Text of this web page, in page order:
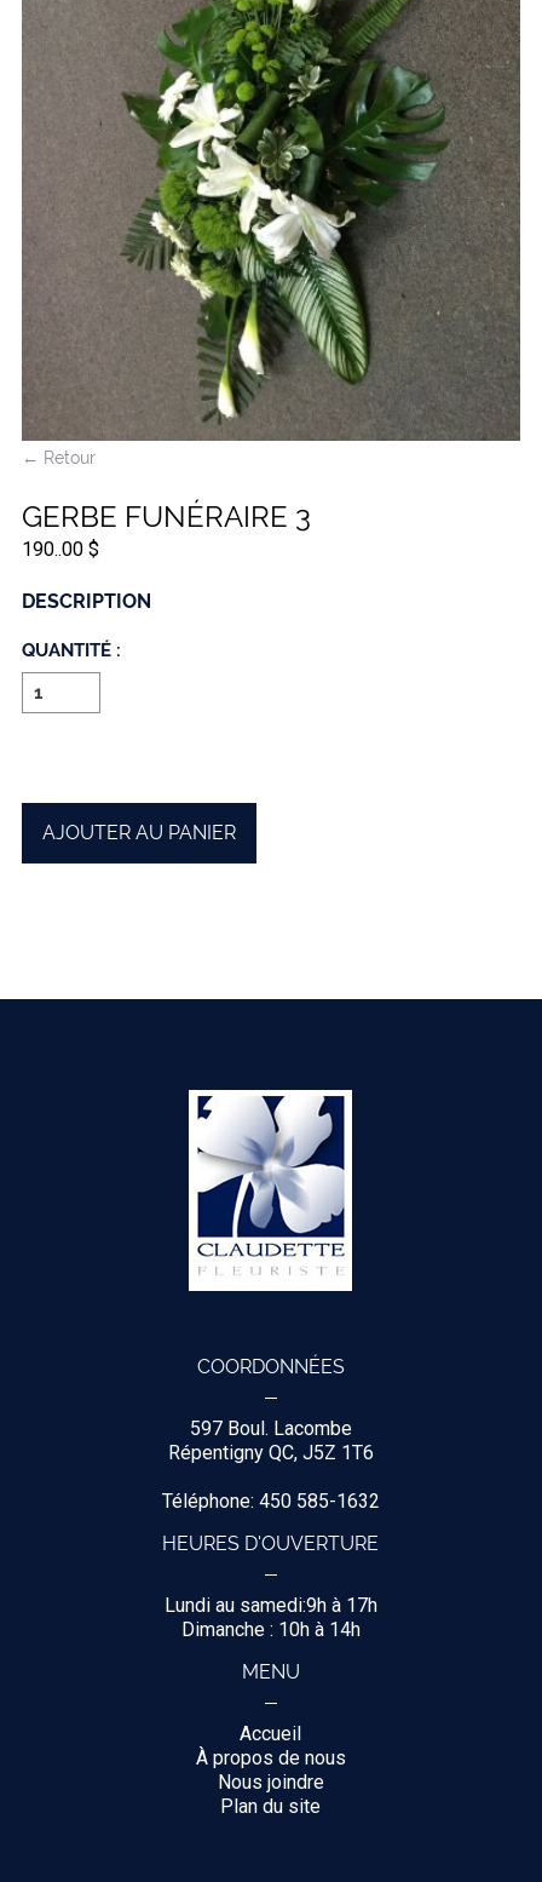
← Retour
GERBE FUNÉRAIRE 3
190..00 $
DESCRIPTION
QUANTITÉ :
AJOUTER AU PANIER
COORDONNÉES
597 Boul. Lacombe
Répentigny QC, J5Z 1T6
Téléphone: 450 585-1632
HEURES D'OUVERTURE
Lundi au samedi:9h à 17h
Dimanche : 10h à 14h
MENU
Accueil
À propos de nous
Nous joindre
Plan du site